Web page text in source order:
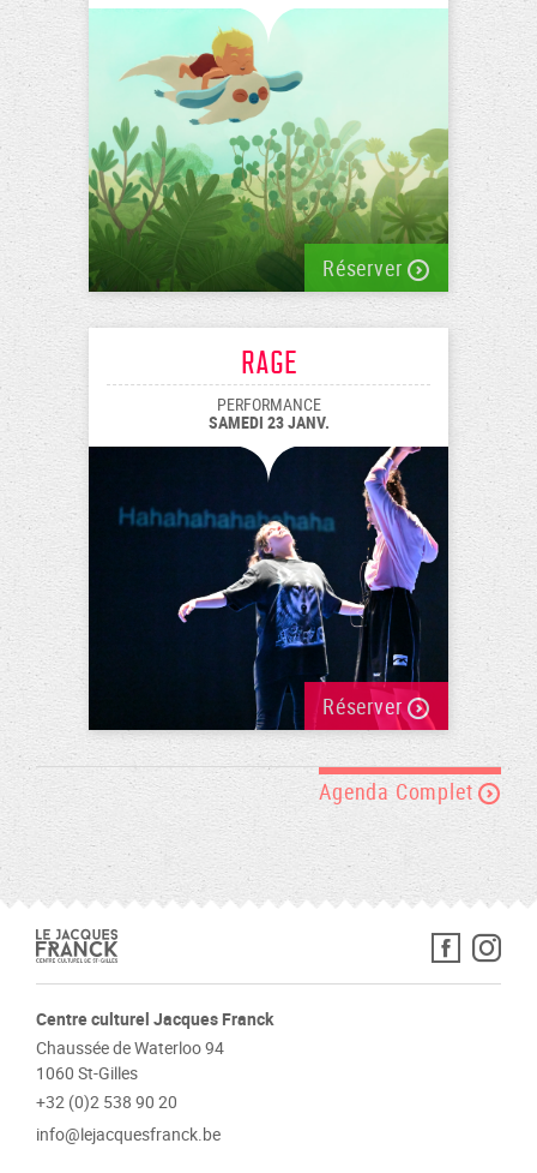
Réserver
Rage
PERFORMANCE
SAMEDI 23 JANV.
Réserver
Agenda Complet
Centre culturel Jacques Franck
Chaussée de Waterloo 94
1060 St-Gilles
+32 (0)2 538 90 20
info@lejacquesfranck.be